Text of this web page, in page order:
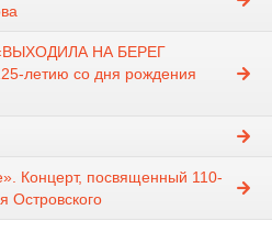
НА БЕРЕГ
летию со дня рождения
Концерт, посвященный 110-
Островского